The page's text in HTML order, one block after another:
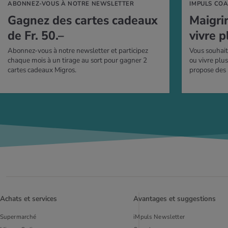
ABONNEZ-VOUS À NOTRE NEWSLETTER
Gagnez des cartes cadeaux
de Fr. 50.–
Abonnez-vous à notre newsletter et participez
chaque mois à un tirage au sort pour gagner 2
cartes cadeaux Migros.
IMPULS
vivre
Vous
ou vivre
propose
Achats et services
Supermarché
Avantages et suggestions
iMpuls Newsletter